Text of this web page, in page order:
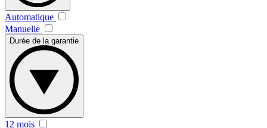
Automatique
Manuelle
Durée de la garantie
12 mois